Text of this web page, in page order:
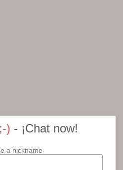
) - ¡Chat now!
a nickname